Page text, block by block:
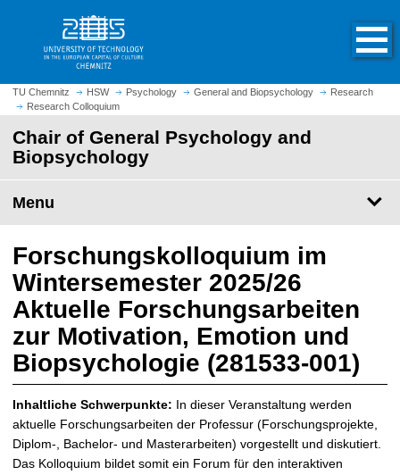
m
o
h
o
e
p
g
e
TU Chemnitz HSW Psychology General and Biopsychology
Research
Research Colloquium
Chair of General Psychology and
Biopsychology
Menu
Forschungskolloquium im
Wintersemester 2025/26
Aktuelle Forschungsarbeiten
zur Motivation, Emotion und
Biopsychologie (281533-001)
Inhaltliche Schwerpunkte: In dieser Veranstaltung werden
aktuelle Forschungsarbeiten der Professur (Forschungsprojekte,
Diplom-, Bachelor- und Masterarbeiten) vorgestellt und diskutiert.
Das Kolloquium bildet somit ein Forum für den interaktiven